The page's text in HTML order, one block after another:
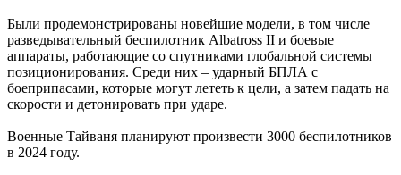
Были продемонстрированы новейшие модели, в том числе
разведывательный беспилотник Albatross II и боевые
аппараты, работающие со спутниками глобальной системы
позиционирования. Среди них – ударный БПЛА с
боеприпасами, которые могут лететь к цели, а затем падать на
скорости и детонировать при ударе.
Военные Тайваня планируют произвести 3000 беспилотников
в 2024 году.